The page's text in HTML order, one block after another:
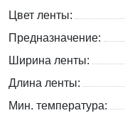
Цвет ленты:
Предназначение:
Ширина ленты:
Длина ленты:
Мин. температура: